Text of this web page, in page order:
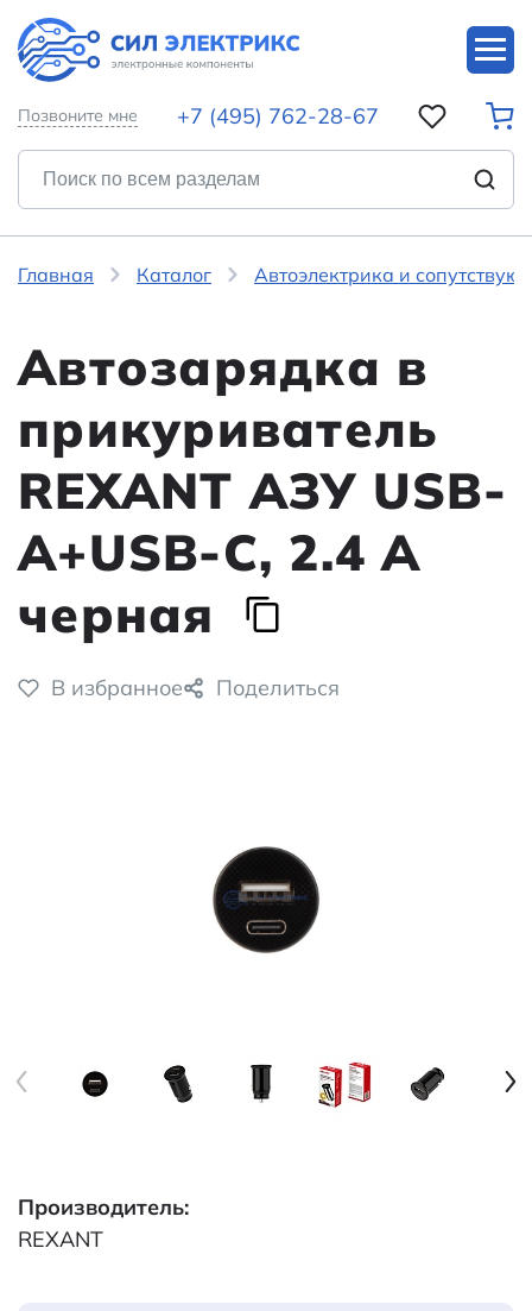
Позвоните мне +7 (495) 762-28-67
Главная Каталог Автоэлектрика и
Автозарядка в
прикуриватель
REXANT АЗУ USB-
A+USB-C, 2.4 A
черная
В избранное Поделиться
Производитель:
REXANT